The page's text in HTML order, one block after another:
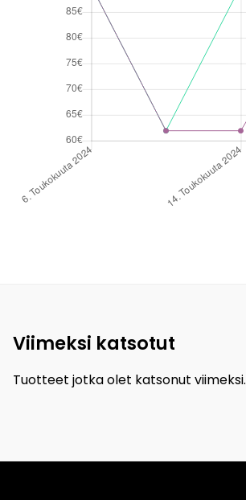
Viimeksi katsotut
Tuotteet jotka olet katsonut viimeksi.